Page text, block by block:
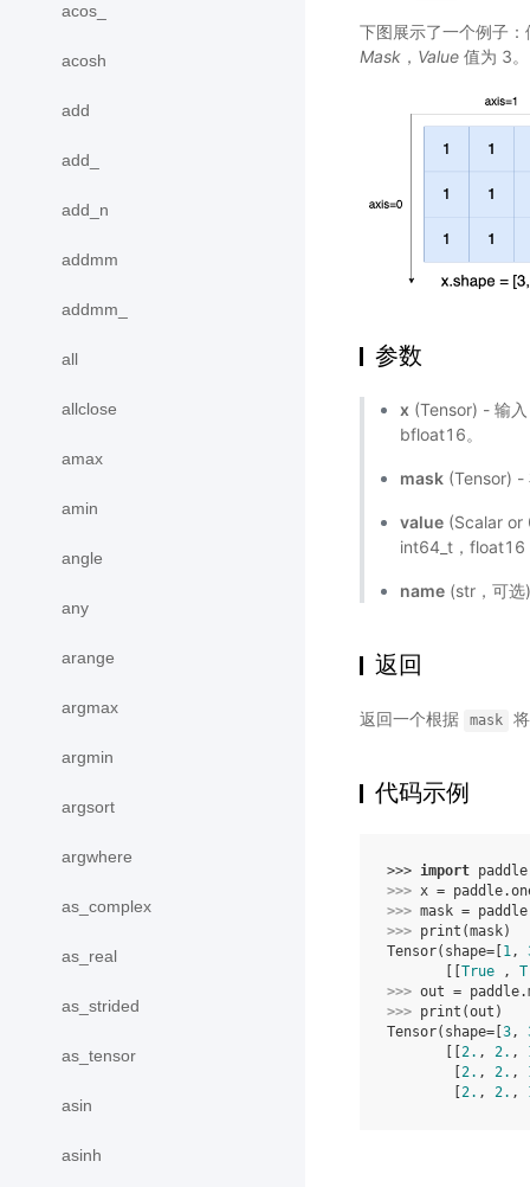
acos_
acosh
add
add_
add_n
addmm
addmm_
all
allclose
amax
amin
angle
any
arange
argmax
argmin
argsort
argwhere
as_complex
as_real
as_strided
as_tensor
asin
asinh
下图展示了一个例子
Mask ， Value 值为 3。
参数
x (Tensor) - 输
bfloat16。
mask (Tensor) -
value (Scalar or
int64_t，
name (str，可
返回
返回一个根据 mask
代码示例
>>> import paddle
>>> x = paddle.
>>> mask = paddle
>>> print (mask)
Tensor(shape=[ 1,
True ,
>>> out = paddle.
>>> print (out )
Tensor(shape=[ 3,
2. , 2. ,
2. , 2. ,
2. , 2. ,